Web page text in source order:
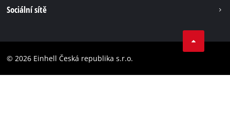
Prohlášení o přístupnosti
Sociální sítě
Instagram
© 2026 Einhell Česká republika s.r.o.